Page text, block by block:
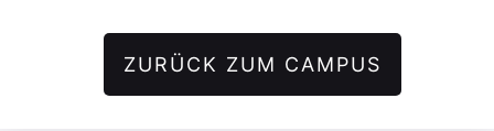
ZURÜCK ZUM CAMPUS